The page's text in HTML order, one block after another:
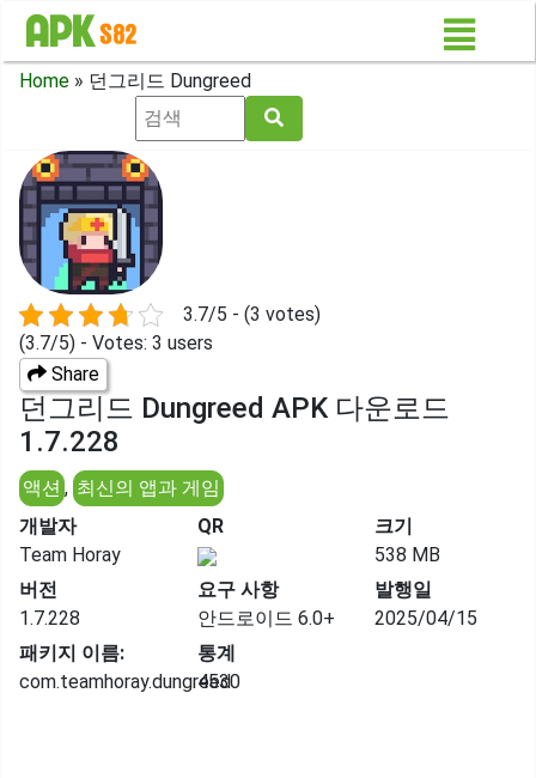
Home » 던그리드 Dungreed
3.7/5 - (3 votes)
(3.7/5) - Votes: 3 users
Share
던그리드 Dungreed APK 다운로드
1.7.228
액션 , 최신의 앱과 게임
개발자
Team Horay
QR
크기
538 MB
버전
1.7.228
요구 사항
안드로이드 6.0+
발행일
2025/04/15
패키지 이름:
com.teamhoray.dungreed
통계
4530